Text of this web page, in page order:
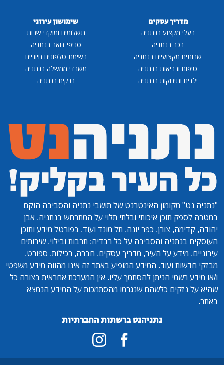
מדריך עסקים
בעלי מקצוע בנתניה
רכב בנתניה
שרותים מקצועיים בנתניה
טיפוח ובריאות בנתניה
ילדים ותינוקות בנתניה
שימושון עירוני
תשלומים ומוקדי שרות
סניפי דואר בנתניה
רשימת טלפונים חיוניים
משרדי ממשלה בנתניה
בנקים בנתניה
"נתניה נט" מקומון האינטרנט של תושבי נתניה והסביבה הוקם
במטרה לספק תוכן איכותי ובלתי תלוי על המתרחש בנתניה, אבן
יהודה, קדימה, צורן, כפר יונה, תל מונד ועוד. בפורטל מידע ותוכן
העוסקים בנתניה והסביבה על כל רבדיה: תרבות ובילוי, שירותים
עירוניים, מידע על העיר, מדריך עסקים, חברה, רכילות, ספורט,
מבזקי חדשות ועוד. המידע המופיע באתר זה אינו מהווה מידע משפטי
ו/או מידע רשמי הניתן להסתמך עליו. אין המערכת אחראית בצורה כל
שהיא על נזקים כלשהם שנגרמו מהסתמכות על המידע הנמצא
באתר.
נתניהנט ברשתות החברתיות